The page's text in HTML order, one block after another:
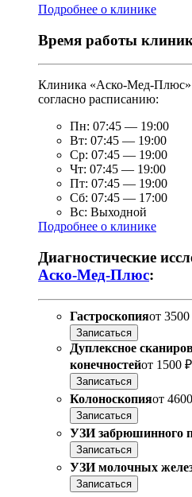
Подробнее о клинике
Время работы
Клиника «Аско-Мед-Плюс»
согласно расписанию:
Пн: 07:45 — 19:00
Вт: 07:45 — 19:00
Ср: 07:45 — 19:00
Чт: 07:45 — 19:00
Пт: 07:45 — 19:00
Сб: 07:45 — 17:00
Вс: Выходной
Подробнее о клинике
Диагностические
Аско-Мед-Плюс:
Гастроскопияот
Записаться
Дуплексное
конечностейот 1500 ₽
Записаться
Колоноскопияот
Записаться
УЗИ забрюшинного
Записаться
УЗИ молочных
Записаться